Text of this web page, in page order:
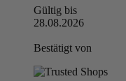
Gültig bis
28.08.2026
Bestätigt von